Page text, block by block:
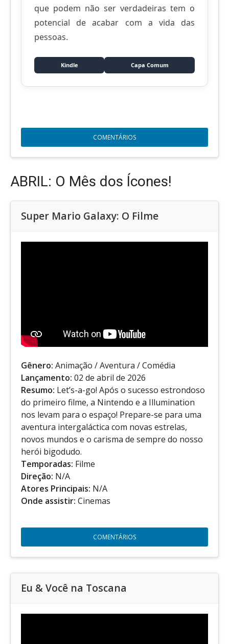
que podem não ser verdadeiras tem o
potencial de acabar com a vida das
pessoas.
Kindle Capa Comum
COMENTÁRIOS
ABRIL: O Mês dos Ícones!
Super Mario Galaxy: O Filme
Gênero: Animação / Aventura / Comédia
Lançamento: 02 de abril de 2026
Resumo: Let’s-a-go! Após o sucesso estrondoso
do primeiro filme, a Nintendo e a Illumination
nos levam para o espaço! Prepare-se para uma
aventura intergaláctica com novas estrelas,
novos mundos e o carisma de sempre do nosso
herói bigodudo.
Temporadas: Filme
Direção: N/A
Atores Principais: N/A
Onde assistir: Cinemas
COMENTÁRIOS
Eu & Você na Toscana